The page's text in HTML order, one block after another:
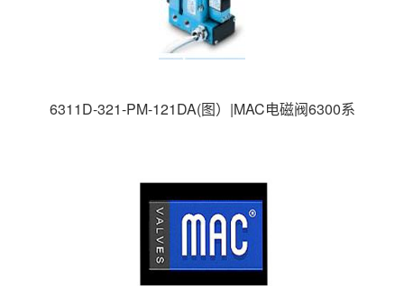
6311D-321-PM-121DA(图）|MAC电磁阀6300系